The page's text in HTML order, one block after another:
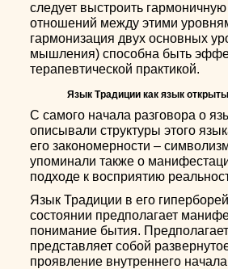
следует выстроить
отношений между этими
гармонизация двух основных
мышления) способна быть
терапевтической практикой.
Язык Традиции как язык
С самого начала разговора о
описывали структуры этого
его закономерности –
упоминали также о
подходе к восприятию
Язык Традиции в его
состоянии предполагает
понимание бытия.
представляет собой
проявление внутреннего